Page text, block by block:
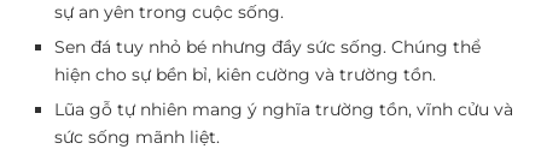
sự an yên trong cuộc sống.
Sen đá tuy nhỏ bé nhưng đầy sức sống. Chúng thể
hiện cho sự bền bỉ, kiên cường và trường tồn.
Lũa gỗ tự nhiên mang ý nghĩa trường tồn, vĩnh cửu và
sức sống mãnh liệt.